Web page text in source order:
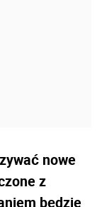
nowe
z
będzie